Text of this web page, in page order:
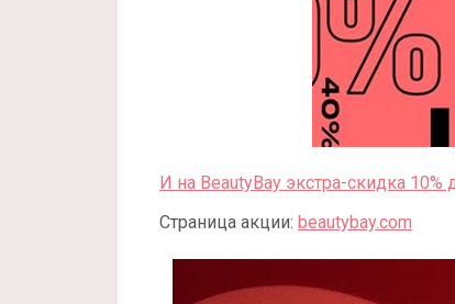
И на BeautyBay экстра-скидка 10%
Страница акции: beautybay.com